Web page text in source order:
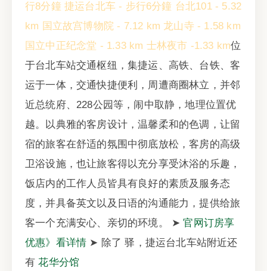
行8分鐘 捷运台北车 - 步行6分鐘 台北101 - 5.32
km 国立故宫博物院 - 7.12 km 龙山寺 - 1.58 km
国立中正纪念堂 - 1.33 km 士林夜市 -1.33 km位
于台北车站交通枢纽，集捷运、高铁、台铁、客
运于一体，交通快捷便利，周遭商圈林立，并邻
近总统府、228公园等，闹中取静，地理位置优
越。以典雅的客房设计，温馨柔和的色调，让留
宿的旅客在舒适的氛围中彻底放松，客房的高级
卫浴设施，也让旅客得以充分享受沐浴的乐趣，
饭店内的工作人员皆具有良好的素质及服务态
度，并具备英文以及日语的沟通能力，提供给旅
客一个充满安心、亲切的环境。 ➤官网订房享
优惠》看详情 ➤ 除了 驿，捷运台北车站附近还
有花华分馆